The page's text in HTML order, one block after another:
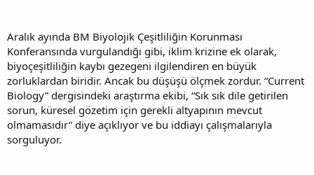
Aralık ayında BM Biyolojik Çeşitliliğin Korunması
Konferansında vurgulandığı gibi, iklim krizine ek olarak,
biyoçeşitliliğin kaybı gezegeni ilgilendiren en büyük
zorluklardan biridir. Ancak bu düşüşü ölçmek zordur. “Current
Biology” dergisindeki araştırma ekibi, “Sık sık dile getirilen
sorun, küresel gözetim için gerekli altyapının mevcut
olmamasıdır” diye açıklıyor ve bu iddiayı çalışmalarıyla
sorguluyor.